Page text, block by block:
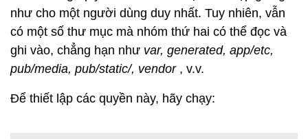
như cho một người dùng duy nhất. Tuy nhiên, vẫn
có một số thư mục mà nhóm thứ hai có thể đọc và
ghi vào, chẳng hạn như var, generated, app/etc,
pub/media, pub/static/, vendor, v.v.
Để thiết lập các quyền này, hãy chạy: